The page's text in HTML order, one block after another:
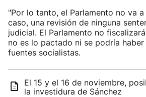
"Por lo tanto, el Parlamento no va
caso, una revisión de ninguna
judicial. El Parlamento no
no es lo pactado ni se podría
fuentes socialistas.
El 15 y el 16 de noviembre,
la investidura de Sánchez